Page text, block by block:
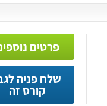
פרטים
שלח פניה
קורס זה